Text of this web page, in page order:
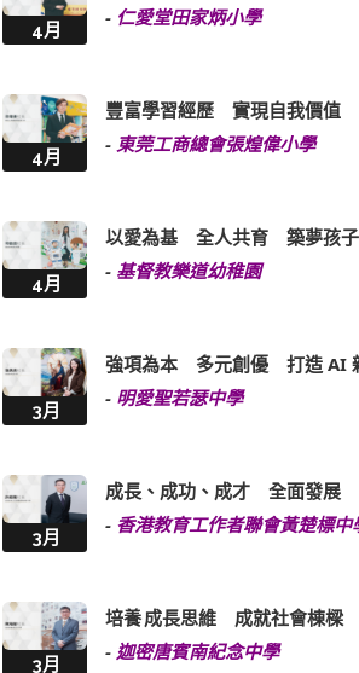
4月
- 仁愛堂田家炳小學
4月
豐富學習經歷 實現自我價值
- 東莞工商總會張煌偉小學
4月
以愛為基 全人共育 築夢孩子
- 基督教樂道幼稚園
3月
強項為本 多元創優 打造 AI
- 明愛聖若瑟中學
3月
成長、成功、成才 全面發展
- 香港教育工作者聯會黃楚標中
3月
培養 成長思維 成就社會棟樑
- 迦密唐賓南紀念中學